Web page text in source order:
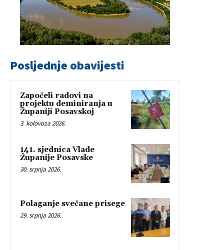
Posljednje obavijesti
Započeli radovi na
projektu deminiranja u
Županiji Posavskoj
3. kolovoza 2026.
141. sjednica Vlade
Županije Posavske
30. srpnja 2026.
Polaganje svečane prisege
29. srpnja 2026.